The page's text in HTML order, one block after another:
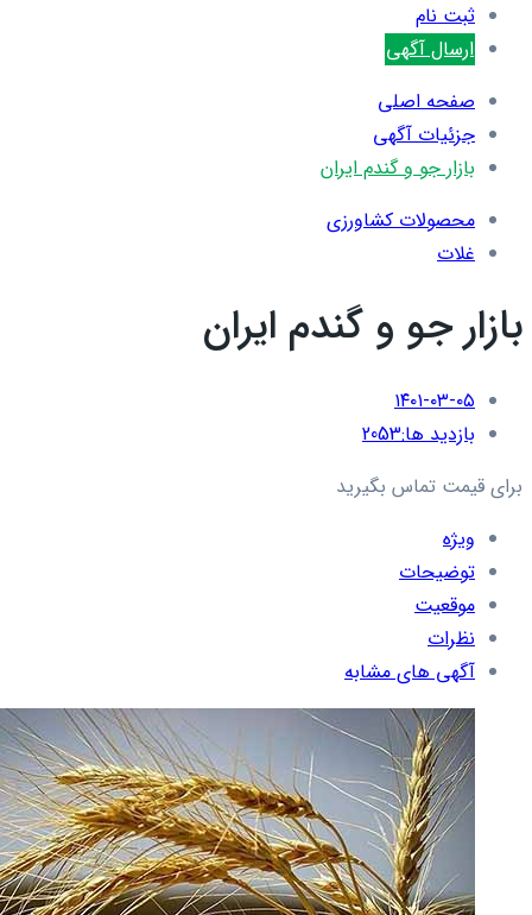
ثبت نام
ارسال آگهی
صفحه اصلی
جزئیات آگهی
بازار جو و گندم ایران
محصولات کشاورزی
غلات
بازار جو و گندم ایران
۱۴۰۱-۰۳-۰۵
بازدید ها:2053
برای قیمت تماس بگیرید
ویژه
توضیحات
موقعیت
نظرات
آگهی های مشابه